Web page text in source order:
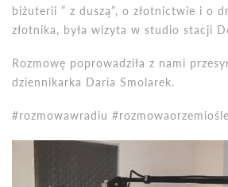
biżuterii ” z duszą”, o złotnictwie i o
złotnika, była wizyta w studio stacji
Rozmowę poprowadziła z nami
dziennikarka Daria Smolarek.
#rozmowawradiu #rozmowaorzemiośle